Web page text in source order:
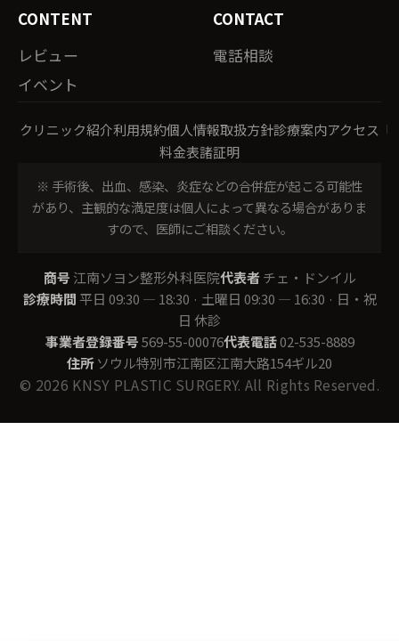
CONTENT
レビュー
イベント
CONTACT
電話相談
クリニック紹介利用規約個人情報取扱方針診療案内アクセス
料金表諸証明
※ 手術後、出血、感染、炎症などの合併症が起こる可能性
があり、主観的な満足度は個人によって異なる場合がありま
すので、医師にご相談ください。
商号 江南ソヨン整形外科医院代表者チェ・ドンイル
診療時間平日 09:30 — 18:30 · 土曜日 09:30 — 16:30 · 日・祝
日 休診
事業者登録番号569-55-00076代表電話02-535-8889
住所ソウル特別市江南区江南大路154ギル20
© 2026 KNSY PLASTIC SURGERY. All Rights Reserved.